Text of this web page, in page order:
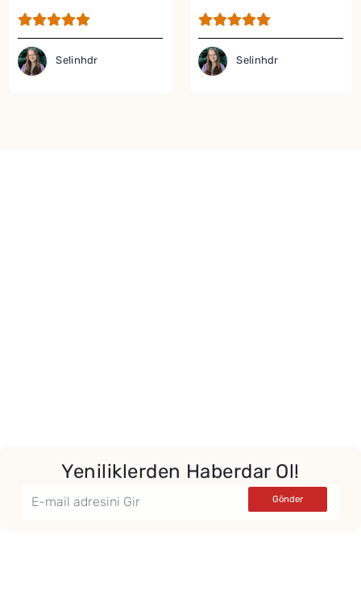
Tarifi
Selinhdr
Tarifi
Selinhdr
Yeniliklerden Haberdar Ol!